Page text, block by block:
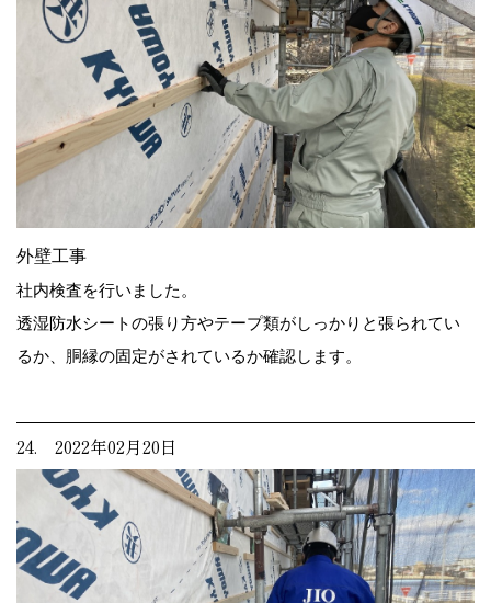
外壁工事
社内検査を行いました。
透湿防水シートの張り方やテープ類がしっかりと張られてい
るか、胴縁の固定がされているか確認します。
24. 2022年02月20日